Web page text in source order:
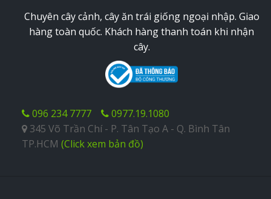
Chuyên cây cảnh, cây ăn trái giống ngoại nhập. Giao
hàng toàn quốc. Khách hàng thanh toán khi nhận
cây.
096 234 7777
0977.19.1080
345 Võ Trần Chí - P. Tân Tạo A - Q. Bình Tân
TP.HCM (Click xem bản đồ)